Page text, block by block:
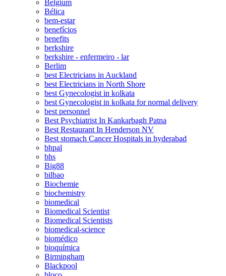
Belgium
Bélica
bem-estar
benefícios
benefits
berkshire
berkshire - enfermeiro - lar
Berlim
best Electricians in Auckland
best Electricians in North Shore
best Gynecologist in kolkata
best Gynecologist in kolkata for normal delivery
best personnel
Best Psychiatrist In Kankarbagh Patna
Best Restaurant In Henderson NV
Best stomach Cancer Hospitals in hyderabad
bhpal
bhs
Big88
bilbao
Biochemie
biochemistry
biomedical
Biomedical Scientist
Biomedical Scientists
biomedical-science
biomédico
bioquímica
Birmingham
Blackpool